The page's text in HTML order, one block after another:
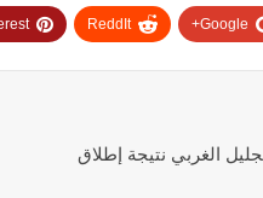
Google+
ReddIt
الغربي نتيجة إطلاق